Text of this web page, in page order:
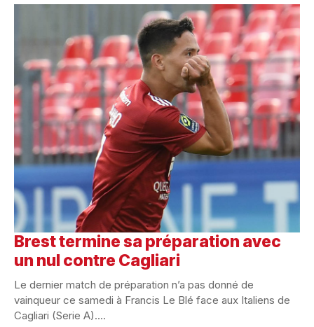
Brest termine sa préparation avec
un nul contre Cagliari
Le dernier match de préparation n’a pas donné de
vainqueur ce samedi à Francis Le Blé face aux Italiens de
Cagliari (Serie A)....